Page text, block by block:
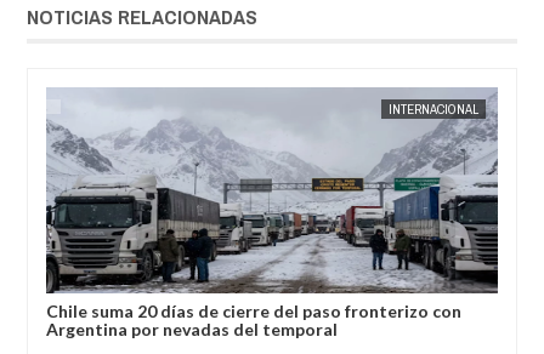
NOTICIAS RELACIONADAS
de cierre del paso fronterizo con
del temporal
José Luis Lupo